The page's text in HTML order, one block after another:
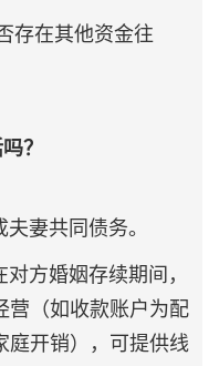
在其他资金往
？
妻共同债务。
方婚姻存续期间，
营（如收款账户为配
庭开销），可提供线